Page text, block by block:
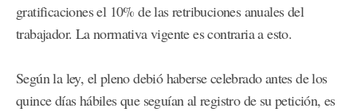
gratificaciones el 10% de las retribuciones anuales del
trabajador. La normativa vigente es contraria a esto.
Según la ley, el pleno debió haberse celebrado antes de los
quince días hábiles que seguían al registro de su petición, es